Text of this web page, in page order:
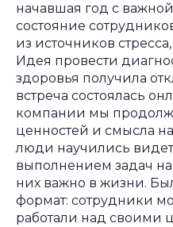
начавшая год с
состояние
из источников
Идея провести
здоровья получила
встреча состоялась
компании мы
ценностей и смысла
люди научились
выполнением задач на
них важно в жизни.
формат: сотрудники
работали над своими